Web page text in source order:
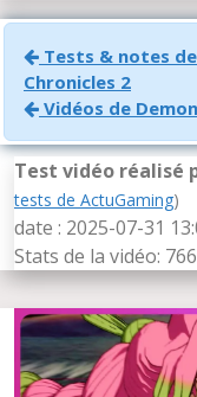
Tests & notes
Chronicles 2
Vidéos de
Test vidéo réalisé
tests de ActuGaming)
date : 2025-07-31
Stats de la vidéo: